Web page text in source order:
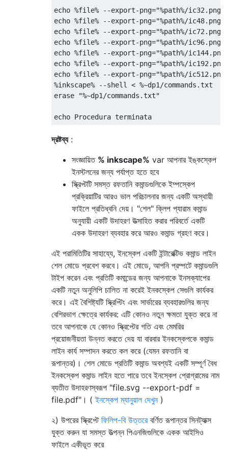
echo %file% --export-png="%path%/ic32.png"
echo %file% --export-png="%path%/ic48.png"
echo %file% --export-png="%path%/ic72.png"
echo %file% --export-png="%path%/ic96.png"
echo %file% --export-png="%path%/
echo %file% --export-png="%path%/
echo %file% --export-png="%path%/
%inkscape% --shell < %~dp1/commands.txt
erase "%~dp1/commands.txt"
echo Procedura terminata
দ্রষ্টব্য:
সংজ্ঞায়িত % inkscape% var আপনার ইঙ্কস্কেপ
ইনস্টলনের জন্য পর্যাপ্ত হতে হবে
স্ক্রিপ্টটি সমস্ত রফতানি কমান্ডগুলিকে ইম্পস্কেপ
প্রক্রিয়াটির আরও ভাল পরিচালনার জন্য একটি অস্থায়ী
ফাইলে প্রতিধ্বনি দেয়। "শেল" ক্লিপ প্যারাম কমান্ড
অনুযায়ী একটি উদাহরণ উত্সাহিত করার পরিবর্তে একটি
একক উদাহরণ ব্যবহার করে আরও কমান্ড গ্রহণ করে।
এই পরামিতিটির সাহায্যে, ইনস্কেপ একটি ইন্টারেক্টিভ কমান্ড লাইন
শেল মোডে প্রবেশ করবে। এই মোডে, আপনি প্রম্পটে কমান্ডগুলি
টাইপ করেন এবং প্রতিটি কমান্ডের জন্য আপনাকে ইনসক্যাপের
একটি নতুন অনুলিপি চালিত না করেই ইনকস্কেপ সেগুলি কার্যকর
করে। এই বৈশিষ্ট্যটি স্ক্রিপ্টিং এবং সার্ভারের ব্যবহারগুলির জন্য
বেশিরভাগ ক্ষেত্রে কার্যকর: এটি কোনও নতুন ক্ষমতা যুক্ত করে না
তবে আপনাকে যে কোনও স্ক্রিপ্টের গতি এবং মেমরির
প্রয়োজনীয়তা উন্নত করতে দেয় যা বারবার ইনকস্কেপকে কমান্ড
লাইন কার্য সম্পাদন করতে কল করে (যেমন রফতানি বা
রূপান্তর)। শেল মোডে প্রতিটি কমান্ড অবশ্যই একটি সম্পূর্ণ বৈধ
ইনকস্কেপ কমান্ড লাইন হতে পারে তবে ইনস্কেপ প্রোগ্রামের নাম
ব্যতীত উদাহরণস্বরূপ "file.svg --export-pdf =
file.pdf"। (ইনস্কেপ ম্যানুয়াল দেখুন)
২) উপরের স্ক্রিপ্টে ফিলিপ-বি উত্তরেবর্ণিত রূপান্তর সিনট্যাক্স
যুক্ত করুন যা সমস্ত উত্পন্ন পিএনজিগুলিকে একক আইসিও
ফাইলে একীভূত করে